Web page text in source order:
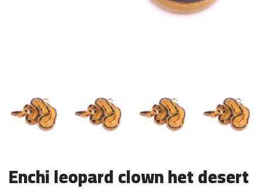
Enchi leopard clown het desert